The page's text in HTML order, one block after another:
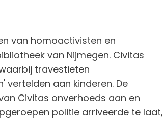
van homoactivisten en
van Nijmegen. Civitas
travestieten
vertelden aan kinderen. De
Civitas onverhoeds aan en
politie arriveerde te laat,